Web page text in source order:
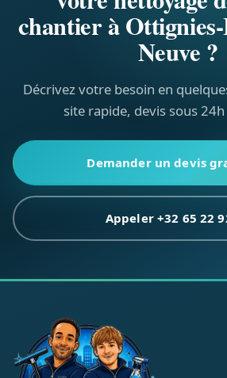
chantier à
Neuve ?
Décrivez votre besoin en
site rapide, devis sous
Demander un devis
Appeler +32 65 22